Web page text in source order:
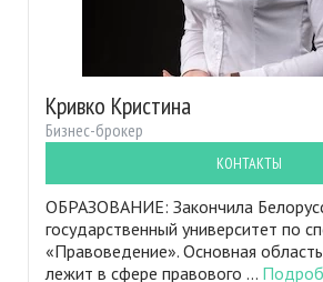
Кривко Кристина
Бизнес-брокер
КОНТАКТЫ
ОБРАЗОВАНИЕ: Закончила
государственный университет по
«Правоведение». Основная
лежит в сфере правового ...